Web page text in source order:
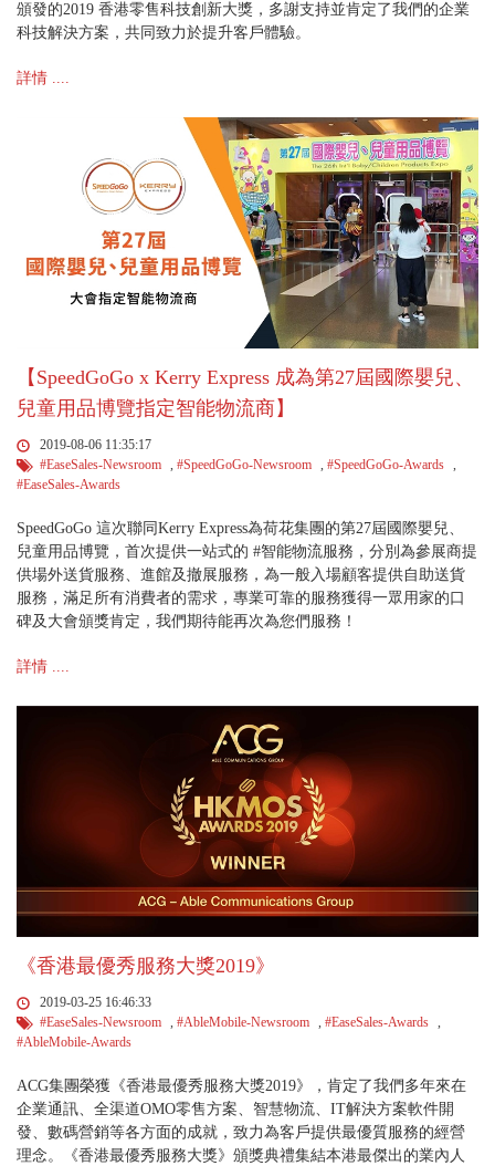
頒發的2019 香港零售科技創新大獎，多謝支持並肯定了我們的企業
科技解決方案，共同致力於提升客戶體驗。
詳情 ....
【SpeedGoGo x Kerry Express 成為第27屆國際嬰兒、
兒童用品博覽指定智能物流商】
2019-08-06 11:35:17
#EaseSales-Newsroom , #SpeedGoGo-Newsroom , #SpeedGoGo-Awards ,
#EaseSales-Awards
SpeedGoGo 這次聯同Kerry Express為荷花集團的第27屆國際嬰兒、
兒童用品博覽，首次提供一站式的 #智能物流服務，分別為參展商提
供場外送貨服務、進館及撤展服務，為一般入場顧客提供自助送貨
服務，滿足所有消費者的需求，專業可靠的服務獲得一眾用家的口
碑及大會頒獎肯定，我們期待能再次為您們服務！
詳情 ....
《香港最優秀服務大獎2019》
2019-03-25 16:46:33
#EaseSales-Newsroom , #AbleMobile-Newsroom , #EaseSales-Awards ,
#AbleMobile-Awards
ACG集團榮獲《香港最優秀服務大獎2019》，肯定了我們多年來在
企業通訊、全渠道OMO零售方案、智慧物流、IT解決方案軟件開
發、數碼營銷等各方面的成就，致力為客戶提供最優質服務的經營
理念。《香港最優秀服務大獎》頒獎典禮集結本港最傑出的業內人